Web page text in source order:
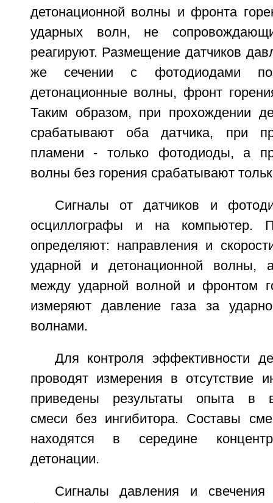
детонационной волны и фронта
ударных волн, не
реагируют. Размещение датчиков
же сечении с фотодиодами
детонационные волны, фронт
Таким образом, при прохождении
срабатывают оба датчика, при
пламени - только фотодиоды, а
волны без горения срабатывают
Сигналы от датчиков и
осциллографы и на компьютер.
определяют: направления и
ударной и детонационной волны,
между ударной волной и фронтом
измеряют давление газа за
волнами.
Для контроля эффективности
проводят измерения в отсутствие
приведены результаты опыта в
смеси без ингибитора. Составы
находятся в середине
детонации.
Сигналы давления и